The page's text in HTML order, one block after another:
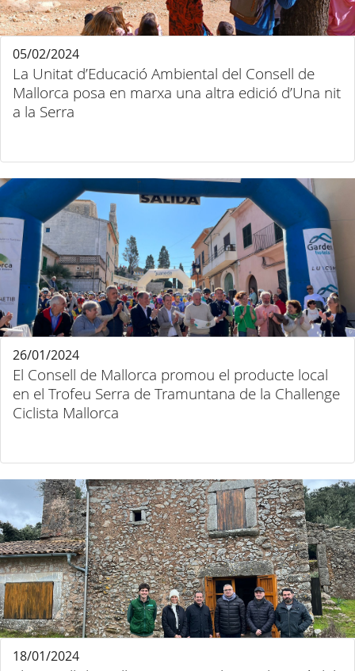
La Unitat d’Educació Ambiental del Consell de
Mallorca posa en marxa una altra edició d’Una nit
a la Serra
05/02/2024
El Consell de Mallorca promou el producte local
en el Trofeu Serra de Tramuntana de la Challenge
Ciclista Mallorca
26/01/2024
18/01/2024